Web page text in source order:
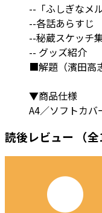
--「ふしぎなメ
--各話あらすじ
--秘蔵スケッチ
-- グッズ紹介
■解題（濱田高
▼商品仕様
A4／ソフトカバ
読後レビュー （